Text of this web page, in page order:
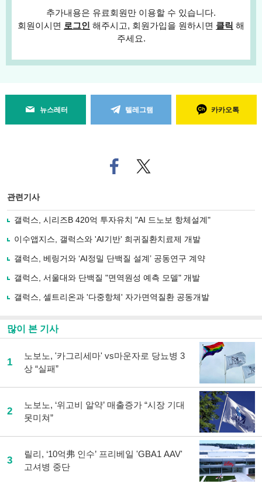
추가내용은 유료회원만 이용할 수 있습니다.
회원이시면 로그인 해주시고, 회원가입을 원하시면 클릭 해
주세요.
뉴스레터 텔레그램 카카오톡
페
이
로
기
사
유
기
트위
터로
관련기사
갤럭스, 시리즈B 420억 투자유치 "AI 드노보 항체설계"
이수앱지스, 갤럭스와 'AI기반' 희귀질환치료제 개발
갤럭스, 베링거와 ‘AI정밀 단백질 설계’ 공동연구 계약
갤럭스, 서울대와 단백질 "면역원성 예측 모델" 개발
갤럭스, 셀트리온과 '다중항체' 자가면역질환 공동개발
많이 본 기사
1
노보노, '카그리세마' vs마운자로 당뇨병 3
상 “실패”
2
노보노, ‘위고비 알약’ 매출증가 “시장 기대
못미쳐”
3
릴리, ‘10억弗 인수’ 프리베일 'GBA1 AAV'
고셔병 중단